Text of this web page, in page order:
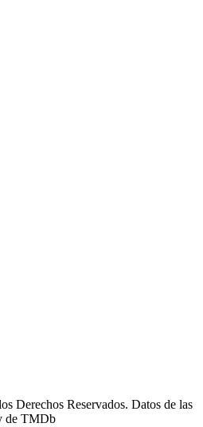
Derechos Reservados. Datos de las
de TMDb